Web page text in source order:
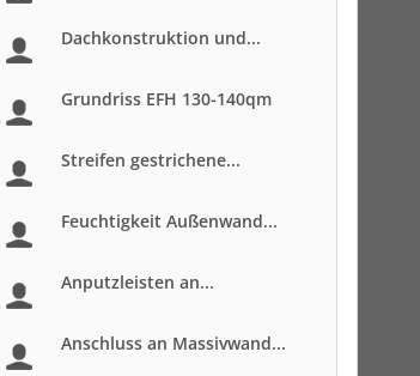
Dachkonstruktion und...
Grundriss EFH 130-140qm
Streifen gestrichene...
Feuchtigkeit Außenwand...
Anputzleisten an...
Anschluss an Massivwand...